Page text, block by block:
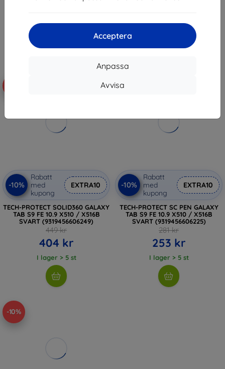
Acceptera
Anpassa
Avvisa
281 kr (9319456606256)
494 kr
-10%
Rabatt
med
kupong
EXTRA10
TECH-PROTECT SOLID360 GALAXY
TAB S9 FE 10.9 X510 / X516B
SVART (9319456606249)
449 kr
404 kr
I lager > 5 st
-10%
-10%
Rabatt
med
kupong
EXTRA10
TECH-PROTECT SC PEN GALAXY
TAB S9 FE 10.9 X510 / X516B
SVART (9319456606225)
281 kr
253 kr
I lager > 5 st
-10%